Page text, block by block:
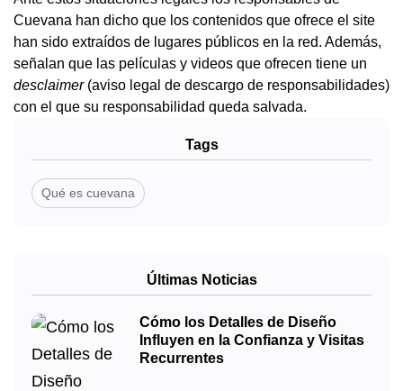
Cuevana han dicho que los contenidos que ofrece el site
han sido extraídos de lugares públicos en la red. Además,
señalan que las películas y videos que ofrecen tiene un
desclaimer (aviso legal de descargo de responsabilidades)
con el que su responsabilidad queda salvada.
Tags
Qué es cuevana
Últimas Noticias
Cómo los Detalles de Diseño
Influyen en la Confianza y Visitas
Recurrentes